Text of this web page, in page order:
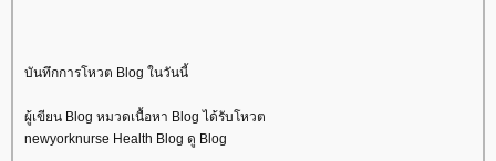
บันทึกการโหวต Blog ในวันนี้
ผู้เขียน Blog หมวดเนื้อหา Blog ได้รับโหวต
newyorknurse Health Blog ดู Blog